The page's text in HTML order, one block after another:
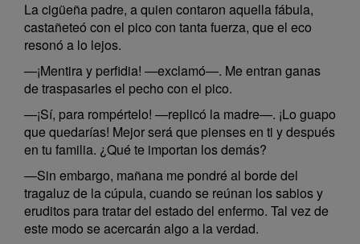
La cigüeña padre, a quien contaron aquella fábula,
castañeteó con el pico con tanta fuerza, que el eco
resonó a lo lejos.
—¡Mentira y perfidia! —exclamó—. Me entran ganas
de traspasarles el pecho con el pico.
—¡Sí, para rompértelo! —replicó la madre—. ¡Lo guapo
que quedarías! Mejor será que pienses en ti y después
en tu familia. ¿Qué te importan los demás?
—Sin embargo, mañana me pondré al borde del
tragaluz de la cúpula, cuando se reúnan los sabios y
eruditos para tratar del estado del enfermo. Tal vez de
este modo se acercarán algo a la verdad.